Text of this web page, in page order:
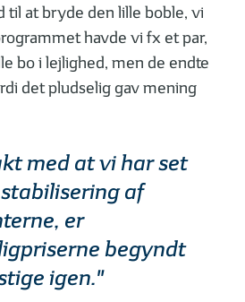
til at bryde den lille boble, vi
havde vi fx et par,
bo i lejlighed, men de endte
det pludselig gav mening
med at vi har set
af
er
begyndt
igen."